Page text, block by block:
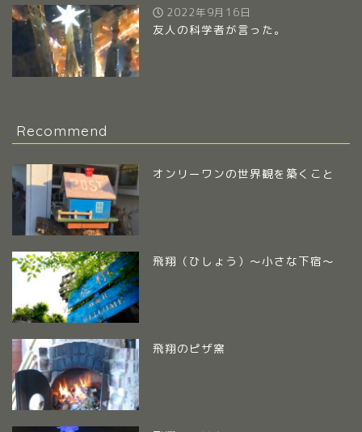
2022年9月16日
友人の科学者が言った。
Recommend
オンリーワンの世界観を築くこと
飛翔（ひしょう）～小さな下宿～
飛翔のピザ窯